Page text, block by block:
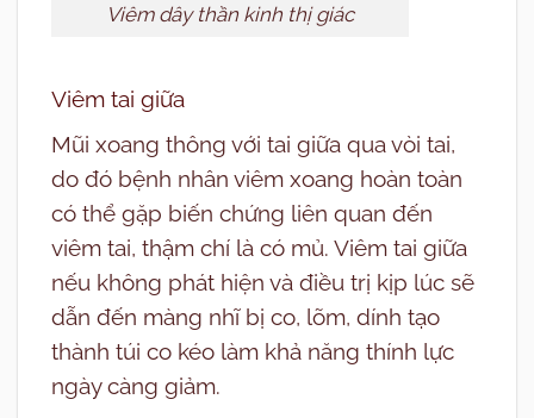
Viêm dây thần kinh thị giác
Viêm tai giữa
Mũi xoang thông với tai giữa qua vòi tai,
do đó bệnh nhân viêm xoang hoàn toàn
có thể gặp biến chứng liên quan đến
viêm tai, thậm chí là có mủ. Viêm tai giữa
nếu không phát hiện và điều trị kịp lúc sẽ
dẫn đến màng nhĩ bị co, lõm, dính tạo
thành túi co kéo làm khả năng thính lực
ngày càng giảm.